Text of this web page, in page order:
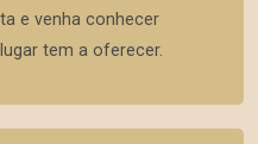
e venha conhecer
tem a oferecer.